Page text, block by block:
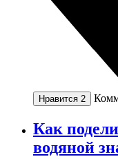
Нравится 2
Как
водяной